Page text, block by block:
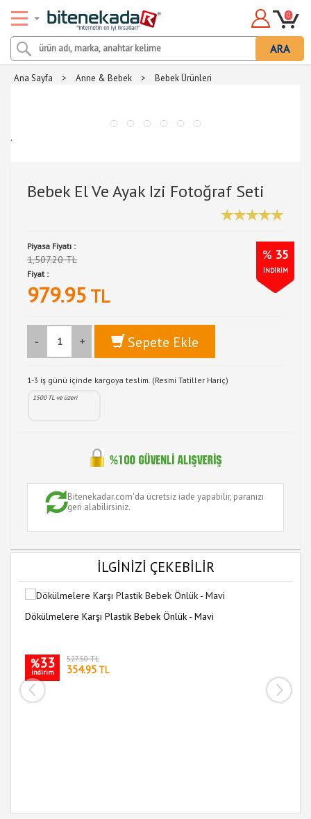
ARA
0
Ana Sayfa > Anne & Bebek > Bebek Ürünleri
.
Bebek El Ve Ayak Izi Fotoğraf Seti
Piyasa Fiyatı :
1,507.20 TL % 35
İNDİRİM
Fiyat :
979.95 TL
- + Sepete Ekle
1-3 iş günü içinde kargoya teslim. (Resmi Tatiller Hariç)
1500 TL ve üzeri
Bitenekadar.com'da ücretsiz iade yapabilir, paranızı
geri alabilirsiniz.
İLGİNİZİ ÇEKEBİLİR
Dökülmelere Karşı Plastik Bebek Önlük - Mavi
%33
indirim
527.50 TL
354.95 TL